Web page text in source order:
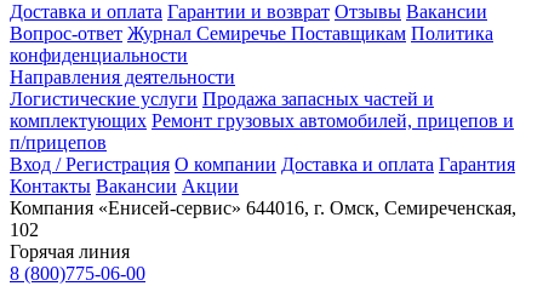
Доставка и оплата Гарантии и возврат Отзывы Вакансии
Вопрос-ответ Журнал Семиречье Поставщикам Политика
конфиденциальности
Направления деятельности
Логистические услуги Продажа запасных частей и
комплектующих Ремонт грузовых автомобилей, прицепов и
п/прицепов
Вход / Регистрация О компании Доставка и оплата Гарантия
Контакты Вакансии Акции
Компания «Енисей-сервис» 644016, г. Омск, Семиреченская,
102
Горячая линия
8 (800)775-06-00